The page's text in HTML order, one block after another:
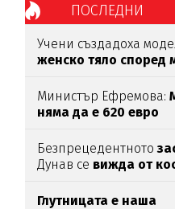
ПОСЛЕДНИ
Учени създадоха
женско тяло според
Министър Ефремова:
няма да е 620 евро
Безпрецедентното
Дунав се вижда от
Глутницата е наша